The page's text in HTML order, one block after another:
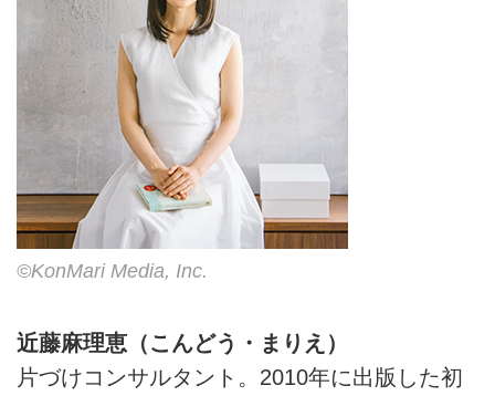
©KonMari Media, Inc.
近藤麻理恵（こんどう・まりえ）
片づけコンサルタント。2010年に出版した初